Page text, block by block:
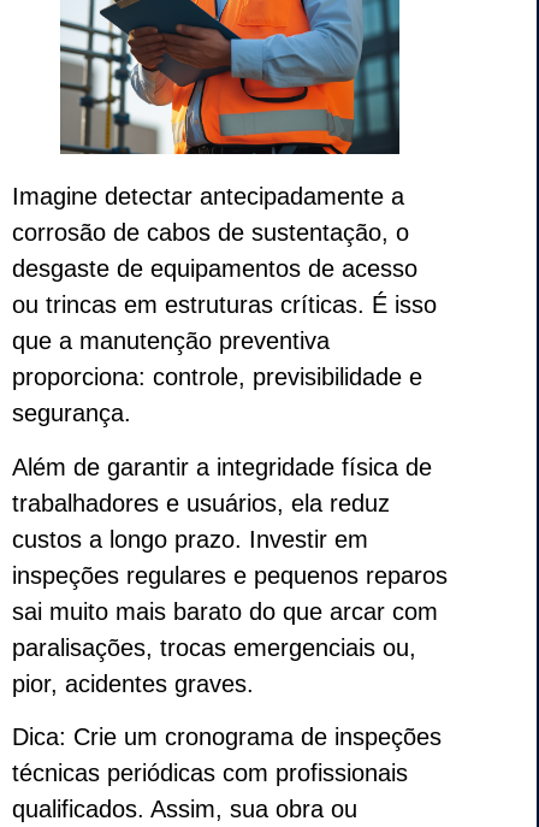
Imagine detectar antecipadamente a
corrosão de cabos de sustentação, o
desgaste de equipamentos de acesso
ou trincas em estruturas críticas. É isso
que a manutenção preventiva
proporciona: controle, previsibilidade e
segurança.
Além de garantir a integridade física de
trabalhadores e usuários, ela reduz
custos a longo prazo. Investir em
inspeções regulares e pequenos reparos
sai muito mais barato do que arcar com
paralisações, trocas emergenciais ou,
pior, acidentes graves.
Dica: Crie um cronograma de inspeções
técnicas periódicas com profissionais
qualificados. Assim, sua obra ou